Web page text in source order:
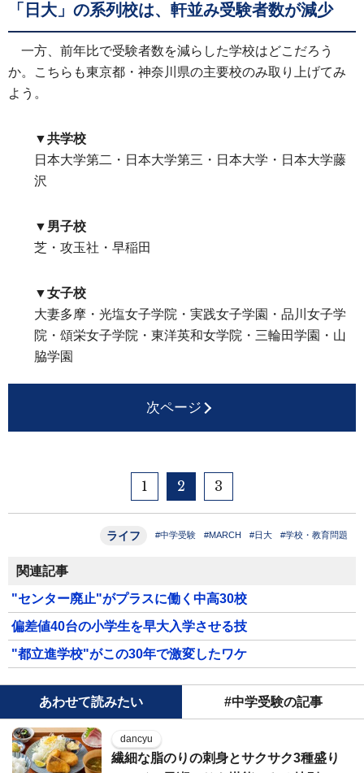
「日大」の系列校は、軒並み受験者数が減少
一方、前年比で受験者数を減らした学校はどこだろう
か。こちらも東京都・神奈川県の主要校のみ取り上げてみ
よう。
▼共学校
日本大学第二・日本大学第三・日本大学・日本大学藤
沢
▼男子校
芝・攻玉社・早稲田
▼女子校
大妻多摩・光塩女子学院・実践女子学園・品川女子学
院・頌栄女子学院・東洋英和女学院・三輪田学園・山
脇学園
次ページ
1 2 3
ライフ #中学受験 #MARCH #日大 #学校・教育問題
関連記事
"センター廃止"がプラスに働く中高30校
偏差値40台の小学生を早大入学させる技
"都立進学校"がこの30年で激変したワケ
あわせて読みたい #中学受験の記事
dancyu
繊細な脂のりの刺身とサクサク3種盛り